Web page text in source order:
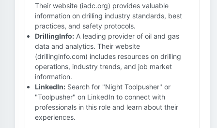
Their website (iadc.org) provides valuable
information on drilling industry standards, best
practices, and safety protocols.
DrillingInfo: A leading provider of oil and gas
data and analytics. Their website
(drillinginfo.com) includes resources on drilling
operations, industry trends, and job market
information.
LinkedIn: Search for "Night Toolpusher" or
"Toolpusher" on LinkedIn to connect with
professionals in this role and learn about their
experiences.